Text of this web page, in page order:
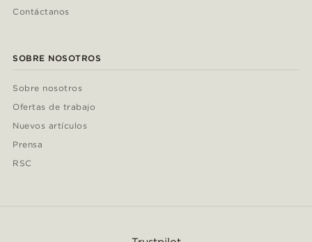
Contáctanos
SOBRE NOSOTROS
Sobre nosotros
Ofertas de trabajo
Nuevos artículos
Prensa
RSC